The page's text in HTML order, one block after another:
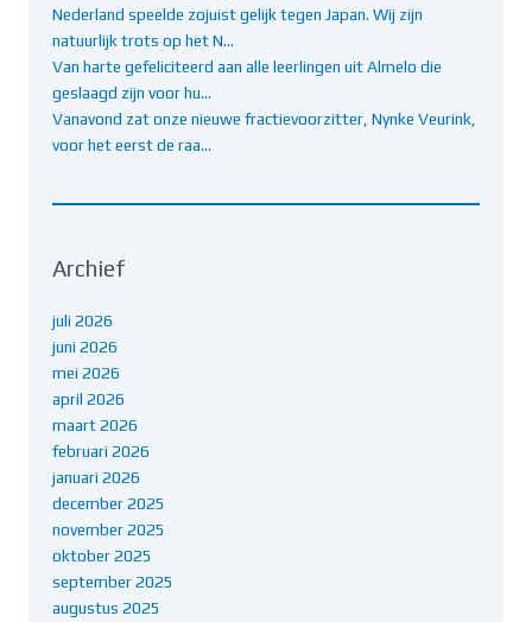
Nederland speelde zojuist gelijk tegen Japan. Wij zijn
natuurlijk trots op het N…
Van harte gefeliciteerd aan alle leerlingen uit Almelo die
geslaagd zijn voor hu…
Vanavond zat onze nieuwe fractievoorzitter, Nynke Veurink,
voor het eerst de raa…
Archief
juli 2026
juni 2026
mei 2026
april 2026
maart 2026
februari 2026
januari 2026
december 2025
november 2025
oktober 2025
september 2025
augustus 2025